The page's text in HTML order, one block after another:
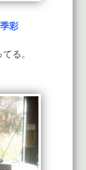
彩
る。